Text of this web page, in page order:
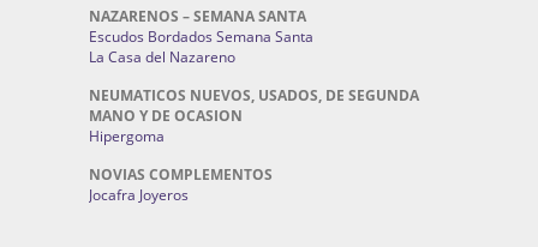
NAZARENOS – SEMANA SANTA
Escudos Bordados Semana Santa
La Casa del Nazareno
NEUMATICOS NUEVOS, USADOS, DE SEGUNDA
MANO Y DE OCASION
Hipergoma
NOVIAS COMPLEMENTOS
Jocafra Joyeros